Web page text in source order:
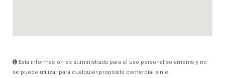
Esta información es suministrada para el uso personal solamente y no
se puede utilizar para cualquier propósito comercial sin el